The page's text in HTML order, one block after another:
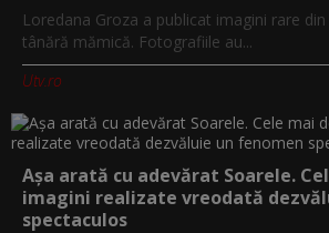
Loredana Groza a publicat imagini rare
tânără mămică. Fotografiile au...
Utv.ro
Așa arată cu adevărat Soarele.
imagini realizate vreodată
spectaculos